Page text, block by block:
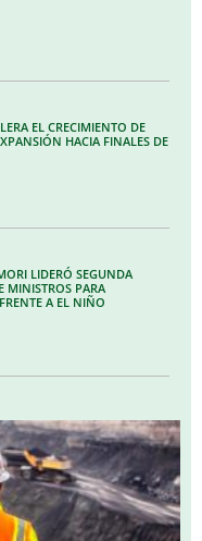
EL CRECIMIENTO DE
HACIA FINALES DE
LIDERÓ SEGUNDA
MINISTROS PARA
A EL NIÑO